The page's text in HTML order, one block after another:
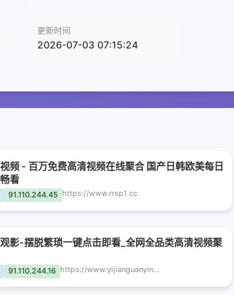
更新时间
2026-07-03 07:15:24
频 - 百万免费高清视频在线聚合 国产日韩欧美每日
看
91.110.244.45 https://www.rrsp1.cc
影-摆脱繁琐一键点击即看_全网全品类高清视频聚
91.110.244.16 https://www.yijianguanying.wiki